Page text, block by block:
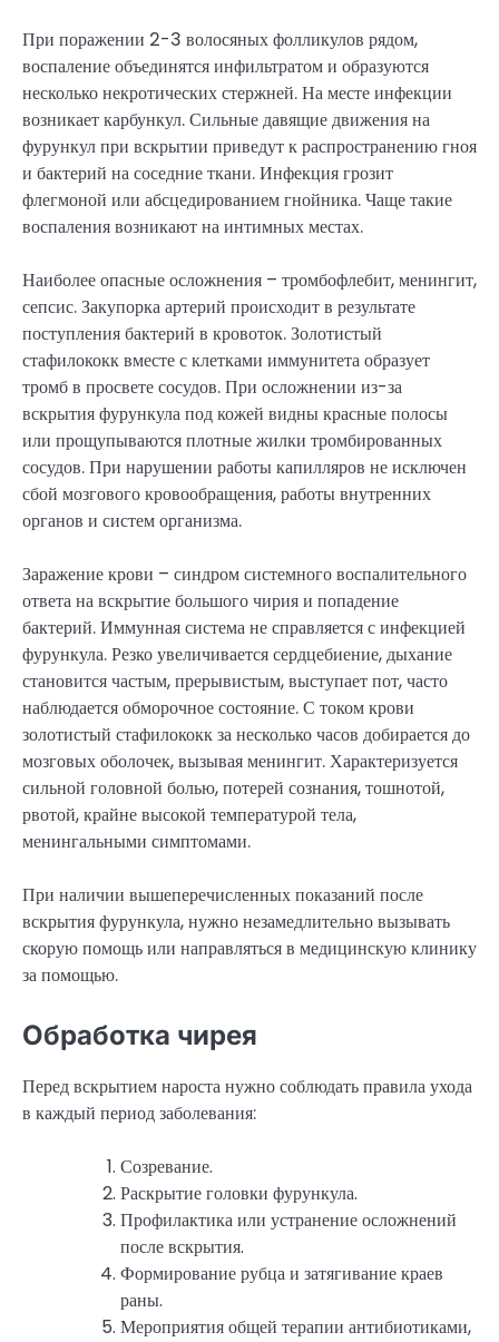
При поражении 2-3 волосяных фолликулов рядом,
воспаление объединятся инфильтратом и образуются
несколько некротических стержней. На месте инфекции
возникает карбункул. Сильные давящие движения на
фурункул при вскрытии приведут к распространению гноя
и бактерий на соседние ткани. Инфекция грозит
флегмоной или абсцедированием гнойника. Чаще такие
воспаления возникают на интимных местах.
Наиболее опасные осложнения – тромбофлебит, менингит,
сепсис. Закупорка артерий происходит в результате
поступления бактерий в кровоток. Золотистый
стафилококк вместе с клетками иммунитета образует
тромб в просвете сосудов. При осложнении из-за
вскрытия фурункула под кожей видны красные полосы
или прощупываются плотные жилки тромбированных
сосудов. При нарушении работы капилляров не исключен
сбой мозгового кровообращения, работы внутренних
органов и систем организма.
Заражение крови – синдром системного воспалительного
ответа на вскрытие большого чирия и попадение
бактерий. Иммунная система не справляется с инфекцией
фурункула. Резко увеличивается сердцебиение, дыхание
становится частым, прерывистым, выступает пот, часто
наблюдается обморочное состояние. С током крови
золотистый стафилококк за несколько часов добирается до
мозговых оболочек, вызывая менингит. Характеризуется
сильной головной болью, потерей сознания, тошнотой,
рвотой, крайне высокой температурой тела,
менингальными симптомами.
При наличии вышеперечисленных показаний после
вскрытия фурункула, нужно незамедлительно вызывать
скорую помощь или направляться в медицинскую клинику
за помощью.
Обработка чирея
Перед вскрытием нароста нужно соблюдать правила ухода
в каждый период заболевания:
Созревание.
Раскрытие головки фурункула.
Профилактика или устранение осложнений
после вскрытия.
Формирование рубца и затягивание краев
раны.
Мероприятия общей терапии антибиотиками,